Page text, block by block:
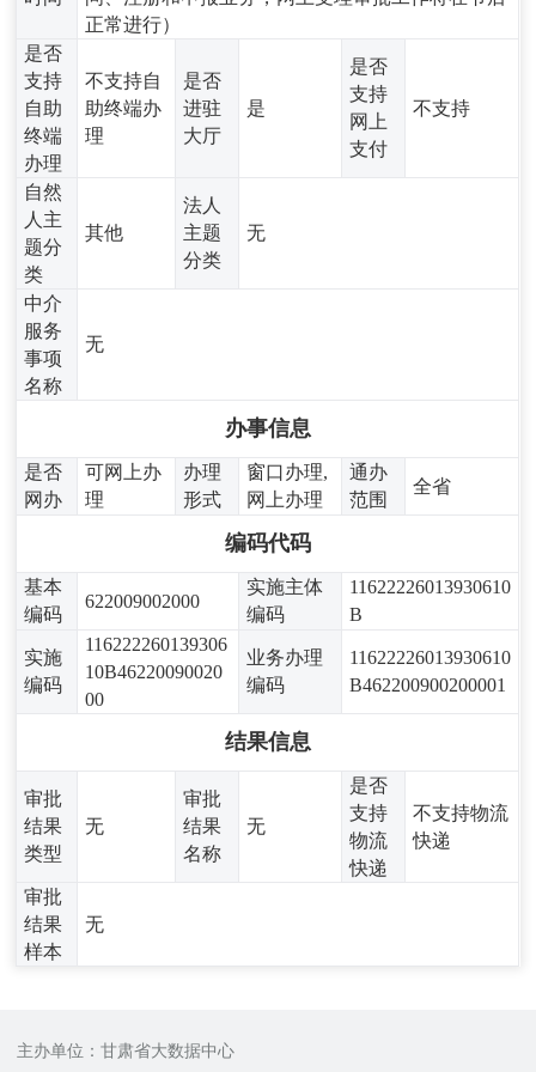
正常进行）
是否
支持
自助
终端
办理
不支持自
助终端办
理
是否
进驻
大厅
是
是否
支持
网上
支付
不支持
自然
人主
题分
类
其他
法人
主题
分类
无
中介
服务
事项
名称
无
办事信息
是否
网办
可网上办
理
办理
形式
窗口办理,
网上办理
通办
范围
全省
编码代码
基本
编码
622009002000
实施主体
编码
11622226013930610
B
实施
编码
116222260139306
10B46220090020
00
业务办理
编码
11622226013930610
B462200900200001
结果信息
审批
结果
类型
无
审批
结果
名称
无
是否
支持
物流
快递
不支持物流
快递
审批
结果
样本
无
主办单位：甘肃省大数据中心